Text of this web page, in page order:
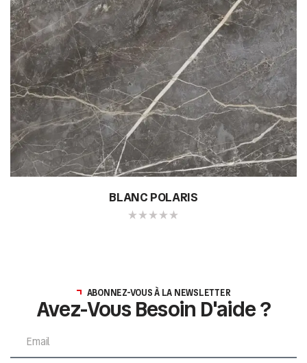
BLANC POLARIS
ABONNEZ-VOUS À LA NEWSLETTER
Avez-Vous Besoin D'aide ?